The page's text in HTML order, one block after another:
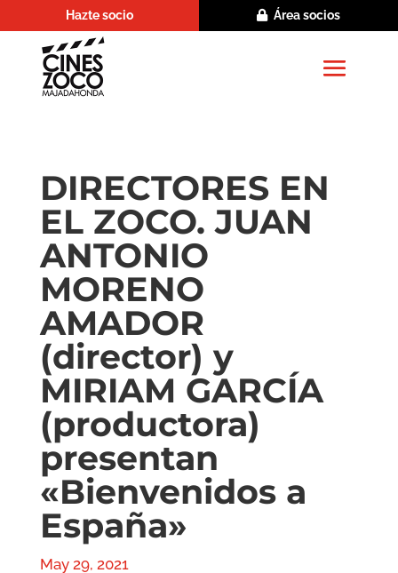
Hazte socio Área socios
DIRECTORES EN
EL ZOCO. JUAN
ANTONIO
MORENO
AMADOR
(director) y
MIRIAM GARCÍA
(productora)
presentan
«Bienvenidos a
España»
May 29, 2021